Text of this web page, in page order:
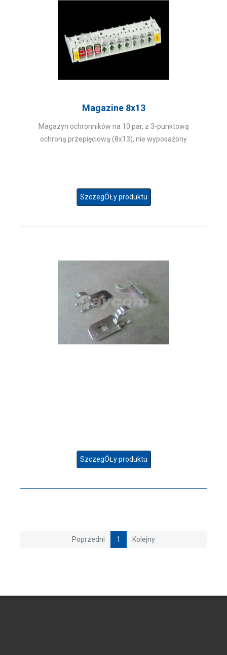
Magazine 8x13
Magazyn ochronników na 10 par, z 3-punktową
ochroną przepięciową (8x13), nie wyposażony
SzczegÓŁy produktu
SzczegÓŁy produktu
Poprzedni 1 Kolejny